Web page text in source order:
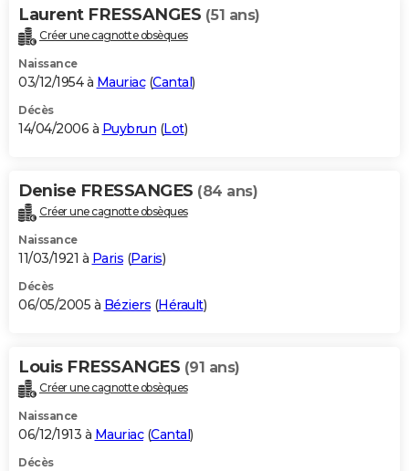
Laurent FRESSANGES (51 ans)
Créer une cagnotte obsèques
Naissance
03/12/1954 à Mauriac(Cantal)
Décès
14/04/2006 à Puybrun (Lot)
Denise FRESSANGES (84 ans)
Créer une cagnotte obsèques
Naissance
11/03/1921 à Paris (Paris)
Décès
06/05/2005 à Béziers (Hérault)
Louis FRESSANGES (91 ans)
Créer une cagnotte obsèques
Naissance
06/12/1913 à Mauriac(Cantal)
Décès